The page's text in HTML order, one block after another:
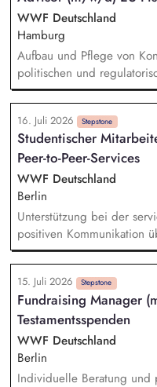
Finanzmittelverantwortung
von 10 Millionen Euro
kontinuierliche
und Vertretung in politischen
Koordination von
dem internen Projektteam
externen Akteuren
WWF Deutschland
Hamburg
Aufbau und Pflege von
politischen und
Landes-, Bundes- und EU-
Wissenschaft,
sowie Handel und
Begleitung von Plänen und
der deutschen Fischerei in
europäischen
öffentliche Vertretung von
Hintergrundpapieren,
Stellungnahmen.
16. Juli 2026 Stepstone
Studentischer
Peer-to-Peer-Services
WWF Deutschland
Berlin
Unterstützung bei der
positiven Kommunikation
finanziellen und nicht-
Interessent:innen.
von Standardanfragen
Webseite. Sicherstellung,
Peer-to-Peer-Materialien in
sowie Zusammenstellung
Informationsmaterial für
wertschätzende und
15. Juli 2026 Stepstone
Fundraising Manager
Testamentsspenden
WWF Deutschland
Berlin
Individuelle Beratung und